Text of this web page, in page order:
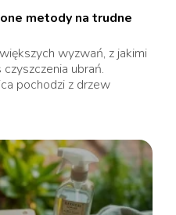
metody na trudne
wyzwań, z jakimi
ubrań.
pochodzi z drzew